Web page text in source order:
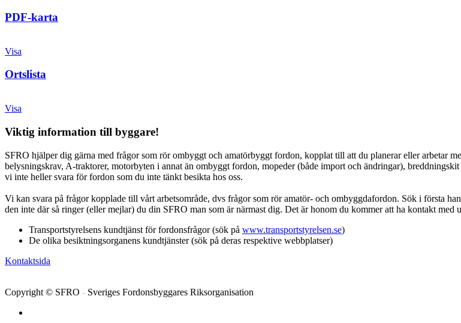
PDF-karta
Visa
Ortslista
Visa
Viktig information till byggare!
SFRO hjälper dig gärna med frågor som rör ombyggt och amatörbyggt fordon, kopplat till att du planerar eller arbetar
belysningskrav, A-traktorer, motorbyten i annat än ombyggt fordon, mopeder (både import och ändringar),
vi inte heller svara för fordon som du inte tänkt besikta hos oss.
Vi kan svara på frågor kopplade till vårt arbetsområde, dvs frågor som rör amatör- och ombyggdafordon. Sök i första
den inte där så ringer (eller mejlar) du din SFRO man som är närmast dig. Det är honom du kommer att ha kontakt
Transportstyrelsens kundtjänst för fordonsfrågor (sök på www.transportstyrelsen.se)
De olika besiktningsorganens kundtjänster (sök på deras respektive webbplatser)
Kontaktsida
Copyright © SFRO - Sveriges Fordonsbyggares Riksorganisation